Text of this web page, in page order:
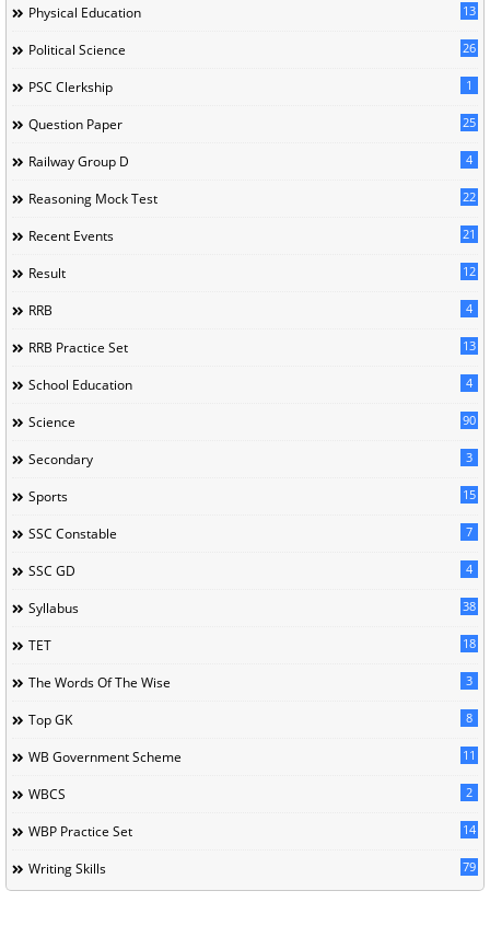
Physical Education 13
Political Science 26
PSC Clerkship 1
Question Paper 25
Railway Group D 4
Reasoning Mock Test 22
Recent Events 21
Result 12
RRB 4
RRB Practice Set 13
School Education 4
Science 90
Secondary 3
Sports 15
SSC Constable 7
SSC GD 4
Syllabus 38
TET 18
The Words Of The Wise 3
Top GK 8
WB Government Scheme 11
WBCS 2
WBP Practice Set 14
Writing Skills 79